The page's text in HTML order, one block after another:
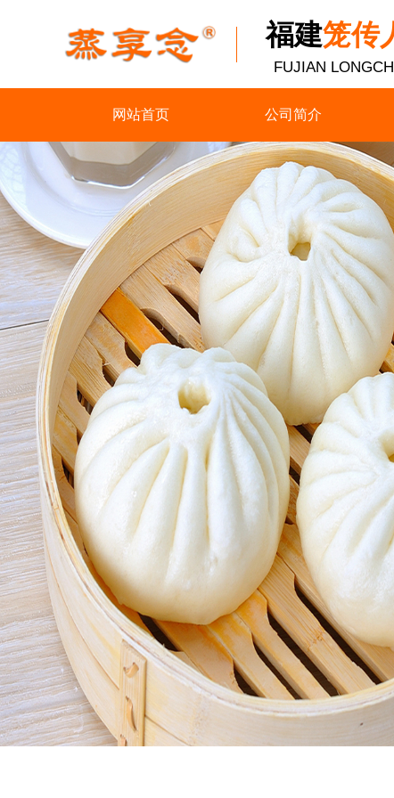
福建笼传
​FUJIAN
网站首页 公司简介